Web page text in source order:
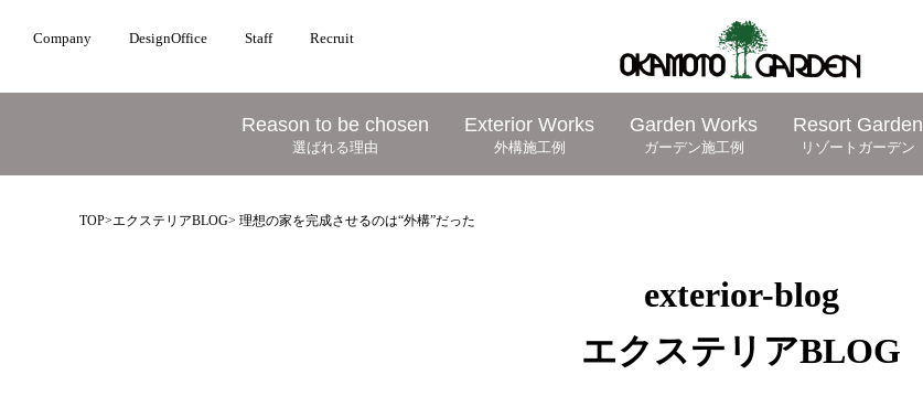
Company DesignOffice Staff Recruit
Reason to be chosen
選ばれる理由
Exterior Works
外構施工例
Garden Works
ガーデン施工例
Resort Garden
リゾートガーデン
TOP>エクステリアBLOG> 理想の家を完成させるのは“外構”だった
exterior-blog
エクステリアBLOG